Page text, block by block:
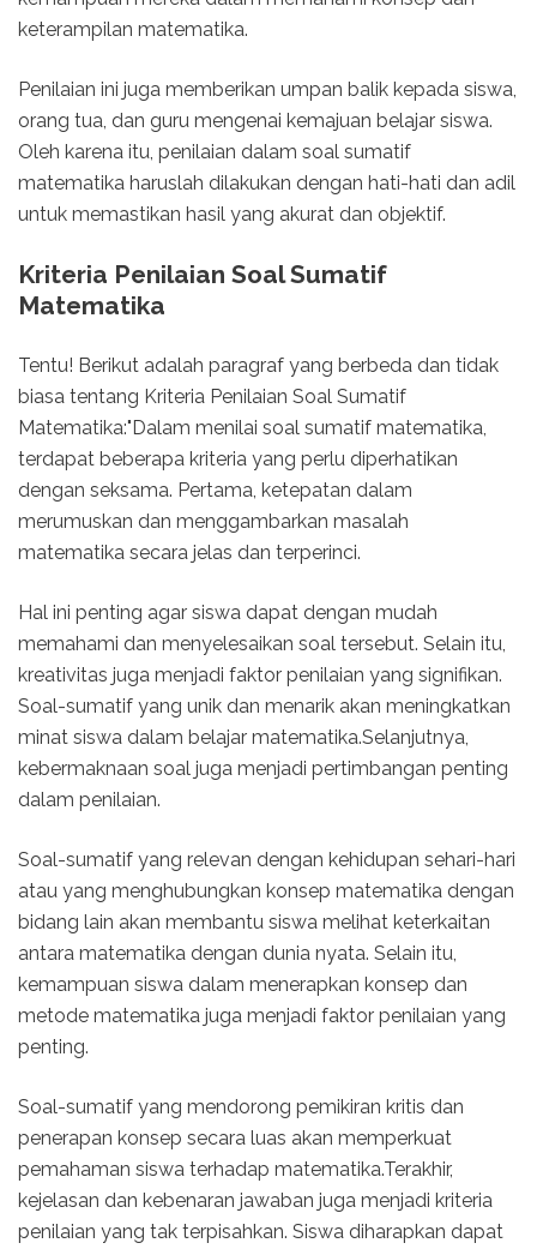
keterampilan matematika.
Penilaian ini juga memberikan umpan balik kepada siswa,
orang tua, dan guru mengenai kemajuan belajar siswa.
Oleh karena itu, penilaian dalam soal sumatif
matematika haruslah dilakukan dengan hati-hati dan adil
untuk memastikan hasil yang akurat dan objektif.
Kriteria Penilaian Soal Sumatif
Matematika
Tentu! Berikut adalah paragraf yang berbeda dan tidak
biasa tentang Kriteria Penilaian Soal Sumatif
Matematika:"Dalam menilai soal sumatif matematika,
terdapat beberapa kriteria yang perlu diperhatikan
dengan seksama. Pertama, ketepatan dalam
merumuskan dan menggambarkan masalah
matematika secara jelas dan terperinci.
Hal ini penting agar siswa dapat dengan mudah
memahami dan menyelesaikan soal tersebut. Selain itu,
kreativitas juga menjadi faktor penilaian yang signifikan.
Soal-sumatif yang unik dan menarik akan meningkatkan
minat siswa dalam belajar matematika.Selanjutnya,
kebermaknaan soal juga menjadi pertimbangan penting
dalam penilaian.
Soal-sumatif yang relevan dengan kehidupan sehari-hari
atau yang menghubungkan konsep matematika dengan
bidang lain akan membantu siswa melihat keterkaitan
antara matematika dengan dunia nyata. Selain itu,
kemampuan siswa dalam menerapkan konsep dan
metode matematika juga menjadi faktor penilaian yang
penting.
Soal-sumatif yang mendorong pemikiran kritis dan
penerapan konsep secara luas akan memperkuat
pemahaman siswa terhadap matematika.Terakhir,
kejelasan dan kebenaran jawaban juga menjadi kriteria
penilaian yang tak terpisahkan. Siswa diharapkan dapat